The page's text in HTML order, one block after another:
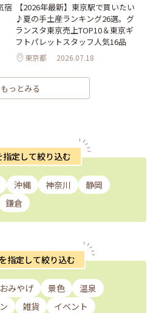
宿
【2026年最新】東京駅で買いたい
♪夏の手土産ランキング26選。グ
ランスタ東京売上TOP10＆東京ギ
フトパレットスタッフ人気16品
東京都 2026.07.18
もっとみる
指定して絞り込む
沖縄 神奈川
静岡
鎌倉
指定して絞り込む
おみやげ 景色
温泉
雑貨 イベント